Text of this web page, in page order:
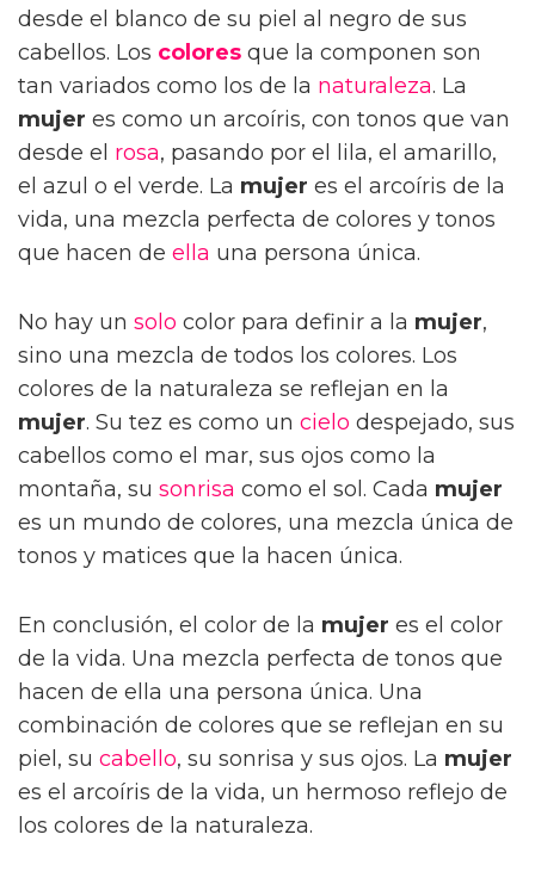
desde el blanco de su piel al negro de sus
cabellos. Los colores que la componen son
tan variados como los de la naturaleza. La
mujer es como un arcoíris, con tonos que van
desde el rosa, pasando por el lila, el amarillo,
el azul o el verde. La mujer es el arcoíris de la
vida, una mezcla perfecta de colores y tonos
que hacen de ella una persona única.
No hay un solo color para definir a la mujer,
sino una mezcla de todos los colores. Los
colores de la naturaleza se reflejan en la
mujer. Su tez es como un cielo despejado, sus
cabellos como el mar, sus ojos como la
montaña, su sonrisa como el sol. Cada mujer
es un mundo de colores, una mezcla única de
tonos y matices que la hacen única.
En conclusión, el color de la mujer es el color
de la vida. Una mezcla perfecta de tonos que
hacen de ella una persona única. Una
combinación de colores que se reflejan en su
piel, su cabello, su sonrisa y sus ojos. La mujer
es el arcoíris de la vida, un hermoso reflejo de
los colores de la naturaleza.